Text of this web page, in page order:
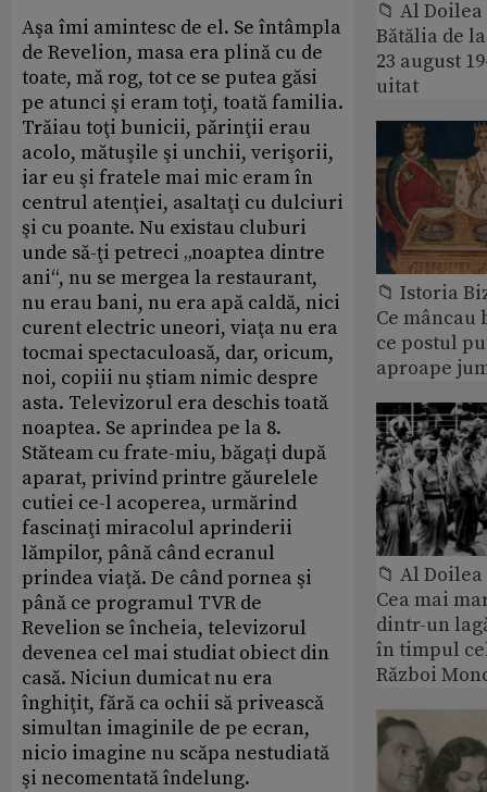
Aşa îmi amintesc de el. Se întâmpla
de Revelion, masa era plină cu de
toate, mă rog, tot ce se putea găsi
pe atunci şi eram toţi, toată familia.
Trăiau toţi bunicii, părinţii erau
acolo, mătuşile şi unchii, verişorii,
iar eu şi fratele mai mic eram în
centrul atenţiei, asaltaţi cu dulciuri
şi cu poante. Nu existau cluburi
unde să-ţi petreci „noaptea dintre
ani“, nu se mergea la restaurant,
nu erau bani, nu era apă caldă, nici
curent electric uneori, viaţa nu era
tocmai spectaculoasă, dar, oricum,
noi, copiii nu ştiam nimic despre
asta. Televizorul era deschis toată
noaptea. Se aprindea pe la 8.
Stăteam cu frate-miu, băgaţi după
aparat, privind printre găurelele
cutiei ce-l acoperea, urmărind
fascinaţi miracolul aprinderii
lămpilor, până când ecranul
prindea viaţă. De când pornea şi
până ce programul TVR de
Revelion se încheia, televizorul
devenea cel mai studiat obiect din
casă. Niciun dumicat nu era
înghiţit, fără ca ochii să privească
simultan imaginile de pe ecran,
nicio imagine nu scăpa nestudiată
şi necomentată îndelung.
📁 Al
Bătălia de
23 august
uitat
📁 Istoria
Ce
ce postul
aproape
📁 Al
Cea mai
dintr-un
în timpul
Război